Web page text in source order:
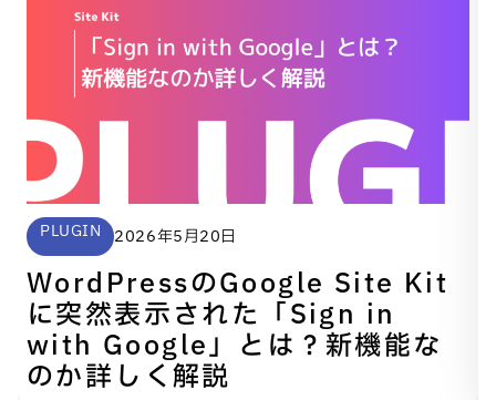
PLUGIN 2026年5月20日
WordPressのGoogle Site Kit
に突然表示された「Sign in
with Google」とは？新機能な
のか詳しく解説